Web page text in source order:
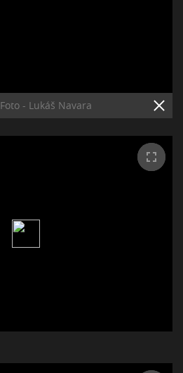
Foto - Lukáš Navara